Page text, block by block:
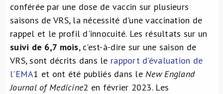
conférée par une dose de vaccin sur plusieurs
saisons de VRS, la nécessité d'une vaccination de
rappel et le profil d'innocuité. Les résultats sur un
suivi de 6,7 mois, c'est-à-dire sur une saison de
VRS, sont décrits dans le rapport d'évaluation de
l'EMA1 et ont été publiés dans le New England
Journal of Medicine2 en février 2023. Les